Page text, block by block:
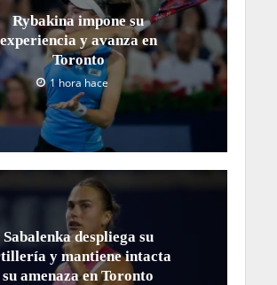
Rybakina impone su
experiencia y avanza en
Toronto
1 hora hace
Sabalenka despliega su
y mantiene intacta
su amenaza en Toronto